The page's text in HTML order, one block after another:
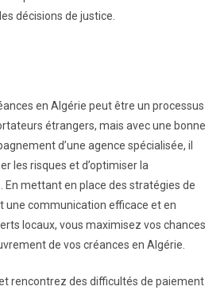
décisions de justice.
en Algérie peut être un processus
étrangers, mais avec une bonne
d’une agence spécialisée, il
les risques et d’optimiser la
En mettant en place des stratégies de
une communication efficace et en
locaux, vous maximisez vos chances
de vos créances en Algérie.
rencontrez des difficultés de paiement